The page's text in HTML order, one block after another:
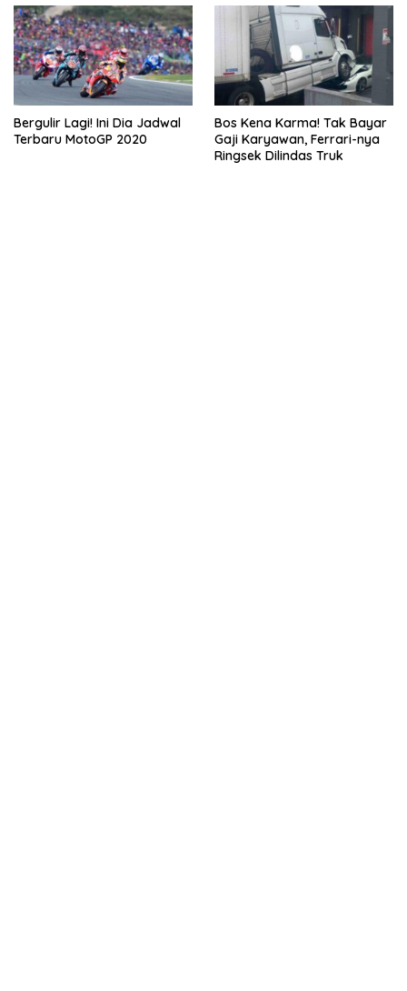
Bergulir Lagi! Ini Dia Jadwal
Terbaru MotoGP 2020
Bos Kena Karma! Tak Bayar
Gaji Karyawan, Ferrari-nya
Ringsek Dilindas Truk